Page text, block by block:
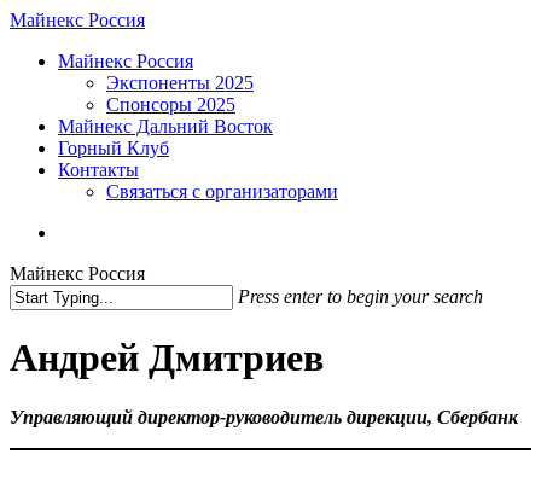
Skip
main
Майнекс Россия
Menu
Майнекс Россия
Экспоненты 2025
Спонсоры 2025
Майнекс Дальний Восток
Горный Клуб
Контакты
Связаться с организаторами
Майнекс Россия
Press enter to begin your search
Search
Андрей Дмитриев
Управляющий директор-руководитель дирекции, Сбербанк